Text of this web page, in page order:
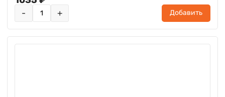
- + Добавить